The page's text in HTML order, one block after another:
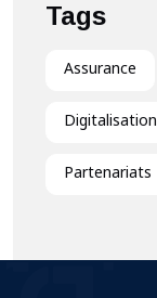
Tags
Assurance
Digitalisation
Partenariats